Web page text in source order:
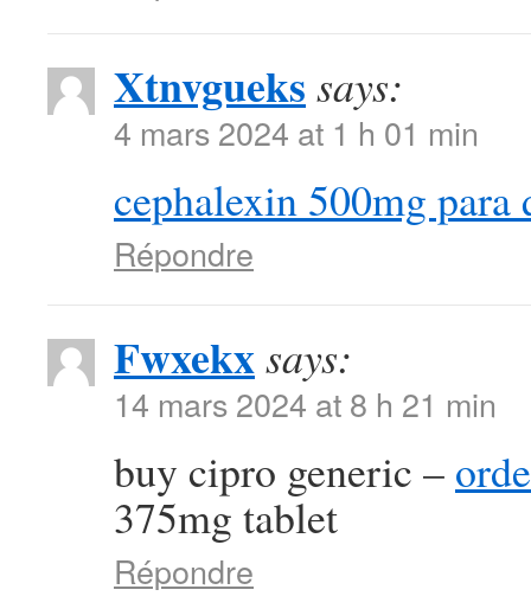
Xtnvgueks says:
4 mars 2024 at 1 h 01 min
cephalexin 500mg para
Répondre
Fwxekxsays:
14 mars 2024 at 8 h 21 min
buy cipro generic –
375mg tablet
Répondre